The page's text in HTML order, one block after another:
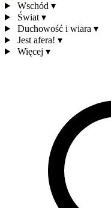
Wschód ▾
Świat ▾
Duchowość i wiara ▾
Jest afera! ▾
Więcej ▾